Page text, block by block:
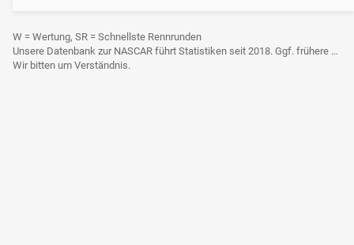
W = Wertung, SR = Schnellste Rennrunden
Unsere Datenbank zur NASCAR führt Statistiken seit 2018. Ggf. frühere Daten sind derzeit noch nicht berücksichtigt.
Wir bitten um Verständnis.